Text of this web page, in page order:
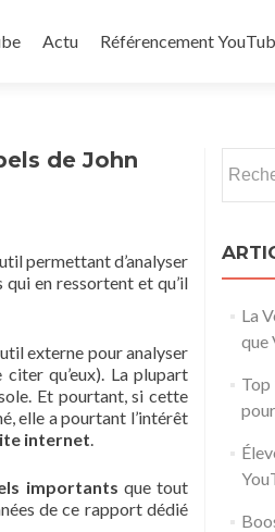
Actu Référencement
de John
permettant d’analyser
en ressortent et qu’il
externe pour analyser
qu’eux). La plupart
Et pourtant, si cette
elle a pourtant l’intérêt
internet.
importants que tout
de ce rapport dédié
La
que
Top